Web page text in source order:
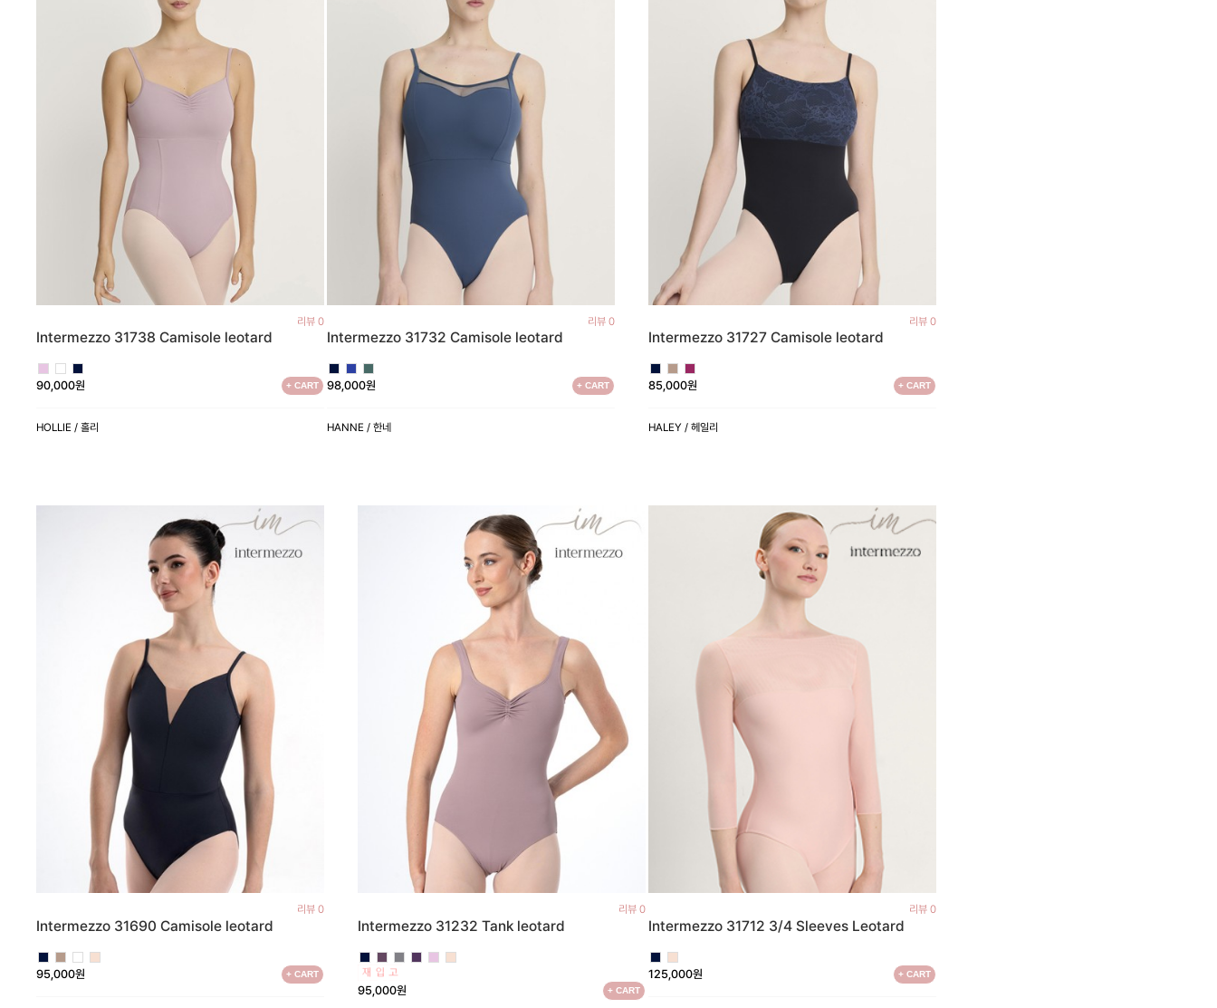
리뷰 0
Intermezzo 31738 Camisole leotard
90,000원 + CART
HOLLIE / 홀리
리뷰 0
Intermezzo 31732 Camisole leotard
98,000원 + CART
HANNE / 한네
리뷰 0
Intermezzo 31727 Camisole leotard
85,000원 + CART
HALEY / 헤일리
리뷰 0
Intermezzo 31690 Camisole leotard
95,000원 + CART
리뷰 0
Intermezzo 31232 Tank leotard
95,000원 + CART
리뷰 0
Intermezzo 31712 3/4 Sleeves Leotard
125,000원 + CART